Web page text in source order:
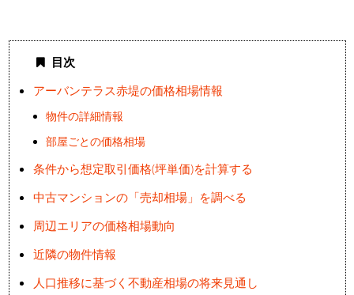
目次
アーバンテラス赤堤の価格相場情報
物件の詳細情報
部屋ごとの価格相場
条件から想定取引価格(坪単価)を計算する
中古マンションの「売却相場」を調べる
周辺エリアの価格相場動向
近隣の物件情報
人口推移に基づく不動産相場の将来見通し